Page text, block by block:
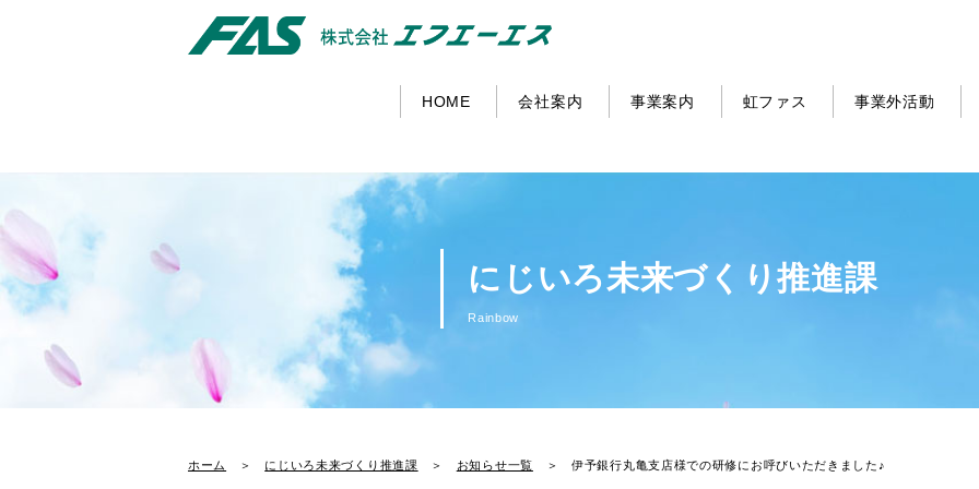
HOME 会社案内 事業案内 虹ファス 事業外活動
にじいろ未来づくり推進課
Rainbow
ホーム ＞ にじいろ未来づくり推進課 ＞ お知らせ一覧 ＞ 伊予銀行丸亀支店様での研修にお呼びいただきました♪